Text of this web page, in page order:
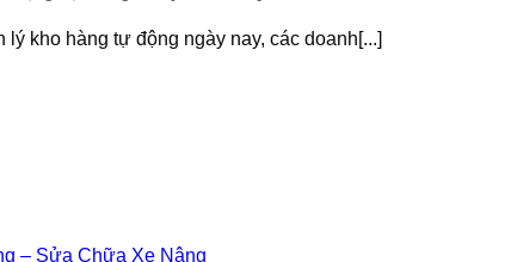
kho hàng tự động ngày nay, các doanh[...]
– Sửa Chữa Xe Nâng